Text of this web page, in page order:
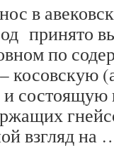
в
принято
по
косовскую
состоящую
взгляд